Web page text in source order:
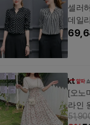
셀러
데일
[오노
라인